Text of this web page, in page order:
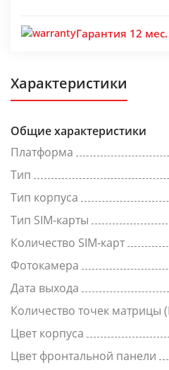
Гарантия 12 мес.
Характеристики
Общие характеристики
Платформа
Тип
Тип корпуса
Тип SIM-карты
Количество SIM-карт
Фотокамера
Дата выхода
Количество точек матрицы
Цвет корпуса
Цвет фронтальной панели